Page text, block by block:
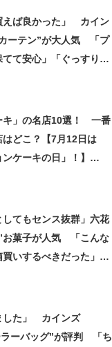
えば良かった」 カイン
ーテン”が大人気 「プ
て安心」「ぐっすり眠
キ」の名店10選！ 一番
はどこ？【7月12日は
ンケーキの日」！】
してもセンス抜群」六花
お菓子が人気 「こんな
いするべきだった」
した」 カインズ
ーバッグ”が評判 「ち